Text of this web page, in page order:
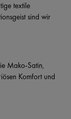
textile
sind wir
Mako-Satin,
Komfort und